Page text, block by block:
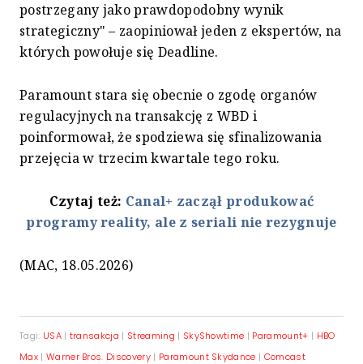
postrzegany jako prawdopodobny wynik
strategiczny" – zaopiniował jeden z ekspertów, na
których powołuje się Deadline.
Paramount stara się obecnie o zgodę organów
regulacyjnych na transakcję z WBD i
poinformował, że spodziewa się sfinalizowania
przejęcia w trzecim kwartale tego roku.
Czytaj też: Canal+ zaczął produkować
programy reality, ale z seriali nie rezygnuje
(MAC, 18.05.2026)
Tagi: USA | transakcja | Streaming | SkyShowtime | Paramount+ | HBO
Max| Warner Bros. Discovery| Paramount Skydance | Comcast